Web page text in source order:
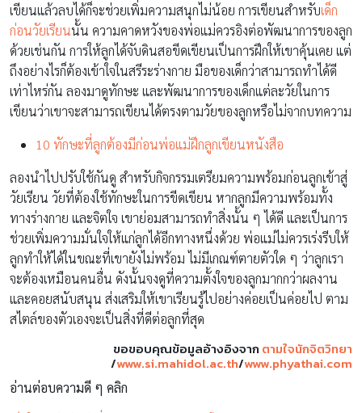
เขียนแล้วลบได้ก็จะช่วยเพิ่มความสนุกไม่น้อย การเขียนสำหรับเด็ก
ก่อนวัยเรียนนั้น ความคาดหวังของพ่อแม่ควรอิงต่อพัฒนาการของลูก
ด้วยเช่นกัน การให้ลูกได้จับดินสอขีดเขียนเป็นการฝึกให้เขาคุ้นเคย แต่
ถึงอย่างไรก็ต้องเข้าใจในสรีระร่างกาย มือของเด็กว่าสามารถทำได้ดี
เท่าไหร่กัน ลองมาดูทักษะ และพัฒนาการของเด็กแต่ละวัยในการ
เขียนว่าเขาจะสามารถเขียนได้ตรงตามวัยของลูกหรือไม่จากบทความ
10 ทักษะที่ลูกต้องมีก่อนพ่อแม่ฝึกลูกเขียนหนังสือ
ลองนำไปปรับใช้กันดู สำหรับกิจกรรมเตรียมความพร้อมก่อนลูกเข้าสู่
วัยเรียน วัยที่ต้องใช้ทักษะในการขีดเขียน หากลูกมีความพร้อมทั้ง
ทางร่างกาย และจิตใจ เขาย่อมสามารถทำสิ่งนั้น ๆ ได้ดี และเป็นการ
ช่วยเพิ่มความมั่นใจให้แก่ลูกได้อีกทางหนึ่งด้วย พ่อแม่ไม่ควรเร่งรีบให้
ลูกทำให้ได้ในขณะที่เขายังไม่พร้อม ไม่มีเกณฑ์ตายตัวใด ๆ ว่าลูกเรา
จะต้องเหมือนคนอื่น ดังนั้นจงดูที่ความตั้งใจของลูกมากกว่าผลงาน
และคอยสนับสนุน ส่งเสริมให้เขาเรียนรู้ไปอย่างค่อยเป็นค่อยไป ตาม
สไตล์ของตัวเองจะเป็นสิ่งที่ดีต่อลูกที่สุด
ขอขอบคุณข้อมูลอ้างอิงจาก ตามใจนักจิตวิทยา
/www.si.mahidol.ac.th/www.phyathai.com
อ่านต่อบความดี ๆ คลิก